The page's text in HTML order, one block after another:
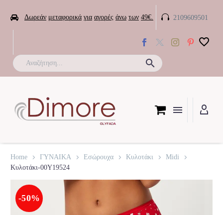
 Δωρεάν μεταφορικά για αγορές άνω των 49€. 
 2109609501
Home ΓΥΝΑΙΚΑ Εσώρουχα Κυλοτάκι
Midi
Κυλοτάκι-00Y19524
-50%